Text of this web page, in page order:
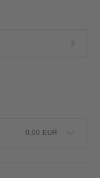
0,00 EUR